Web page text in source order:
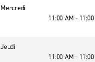
Mercredi
11:00 AM -
Jeudi
11:00 AM -